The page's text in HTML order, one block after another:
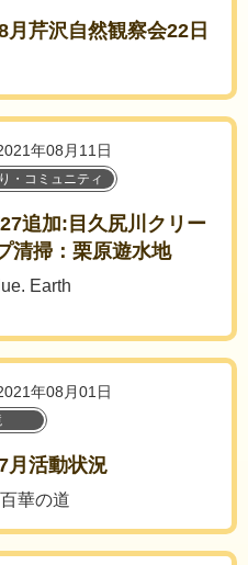
月芹沢自然観察会22日
年08月11日
・コミュニティ
追加:目久尻川クリー
清掃：栗原遊水地
Earth
年08月01日
月活動状況
華の道